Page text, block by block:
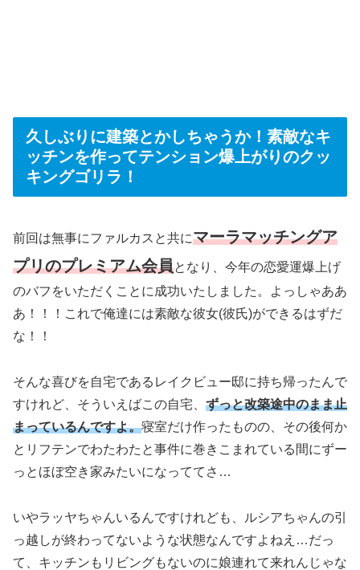
久しぶりに建築とかしちゃうか！素敵なキ
ッチンを作ってテンション爆上がりのクッ
キングゴリラ！
前回は無事にファルカスと共にマーラマッチングア
プリのプレミアム会員となり、今年の恋愛運爆上げ
のバフをいただくことに成功いたしました。よっしゃああ
あ！！！これで俺達には素敵な彼女(彼氏)ができるはずだ
な！！
そんな喜びを自宅であるレイクビュー邸に持ち帰ったんで
すけれど、そういえばこの自宅、 ずっと改築途中のまま止
まっているんですよ。寝室だけ作ったものの、その後何か
とリフテンでわたわたと事件に巻きこまれている間にずー
っとほぼ空き家みたいになっててさ…
いやラッヤちゃんいるんですけれども、ルシアちゃんの引
っ越しが終わってないような状態なんですよねえ…だっ
て、キッチンもリビングもないのに娘連れて来れんじゃな